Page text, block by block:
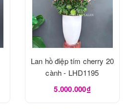
Lan hồ điệp tím cherry 20
cành - LHD1195
5.000.000₫